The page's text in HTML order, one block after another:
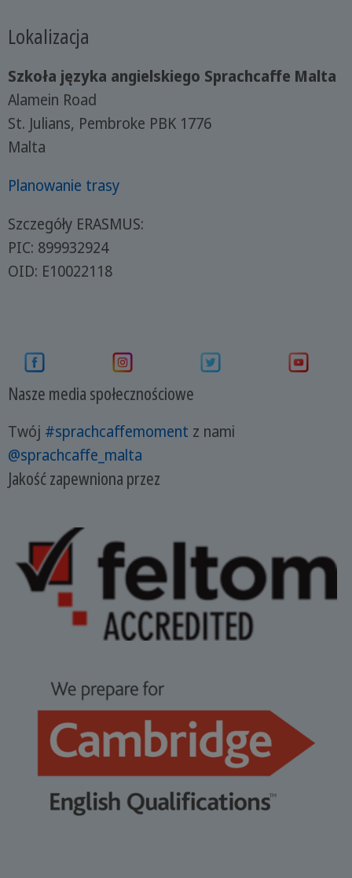
Lokalizacja
Szkoła języka angielskiego Sprachcaffe Malta
Alamein Road
St. Julians, Pembroke PBK 1776
Malta
Planowanie trasy
Szczegóły ERASMUS:
PIC: 899932924
OID: E10022118
Nasze media społecznościowe
Twój #sprachcaffemoment z nami
@sprachcaffe_malta
Jakość zapewniona przez